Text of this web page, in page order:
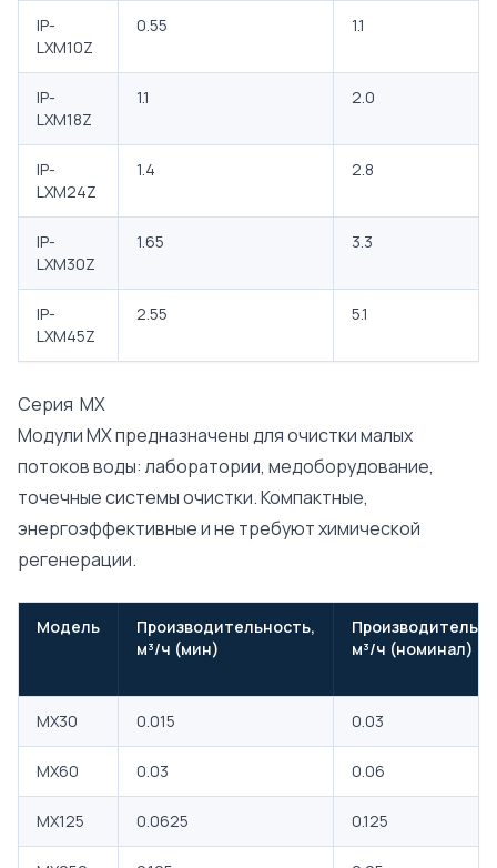
IP-
LXM10Z
0.55 1.1
IP-
LXM18Z
1.1 2.0
IP-
LXM24Z
1.4 2.8
IP-
LXM30Z
1.65 3.3
IP-
LXM45Z
2.55 5.1
Серия MX
Модули MX предназначены для очистки малых
потоков воды: лаборатории, медоборудование,
точечные системы очистки. Компактные,
энергоэффективные и не требуют химической
регенерации.
Модель
Производительность,
м³/ч (мин)
м³/ч (номинал)
MX30 0.015 0.03
MX60 0.03 0.06
MX125 0.0625 0.125